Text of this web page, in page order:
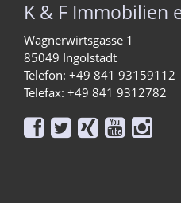
K & F Immobilien
Wagnerwirtsgasse 1
85049 Ingolstadt
Telefon: +49 841 93159112
Telefax: +49 841 9312782
    